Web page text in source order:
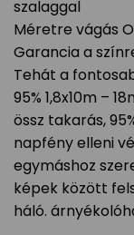
szalaggal
Méretre vágás
Garancia a
Tehát a
95% 1,8x10m –
össz takarás,
napfény elleni
egymáshoz
képek között
háló.